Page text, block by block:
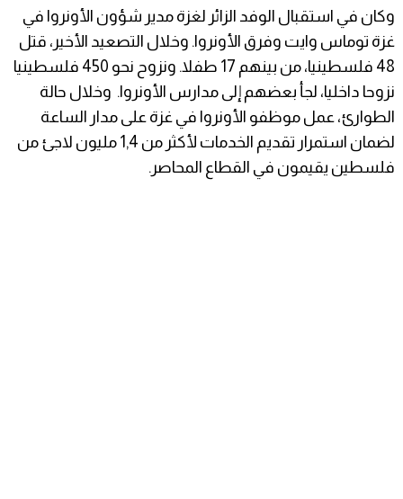
وكان في استقبال الوفد الزائر لغزة مدير شؤون الأونروا في
غزة توماس وايت وفرق الأونروا. وخلال التصعيد الأخير، قتل
48 فلسطينيا، من بينهم 17 طفلا. ونزوح نحو 450 فلسطينيا
نزوحا داخليا، لجأ بعضهم إلى مدارس الأونروا. وخلال حالة
الطوارئ، عمل موظفو الأونروا في غزة على مدار الساعة
لضمان استمرار تقديم الخدمات لأكثر من 1,4 مليون لاجئ من
فلسطين يقيمون في القطاع المحاصر.